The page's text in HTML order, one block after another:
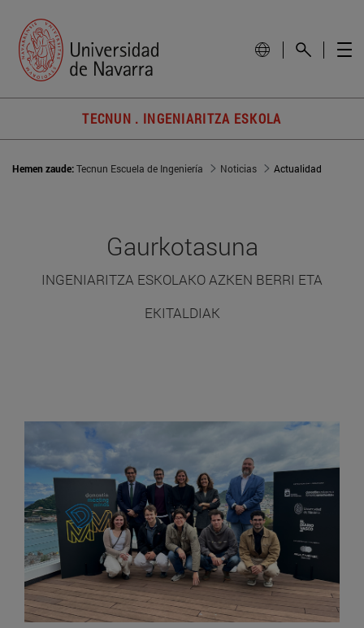
TECNUN . INGENIARITZA ESKOLA
Hemen zaude:Tecnun Escuela de Ingeniería Noticias Actualidad
Gaurkotasuna
INGENIARITZA ESKOLAKO AZKEN BERRI ETA
EKITALDIAK